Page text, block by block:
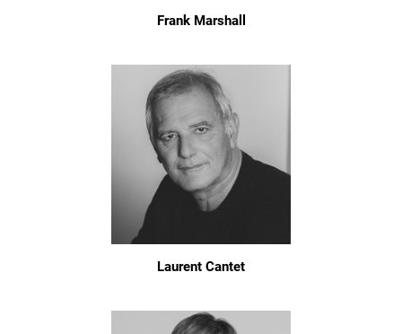
Frank Marshall
Laurent Cantet